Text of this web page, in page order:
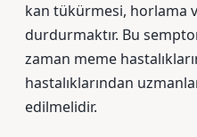
kan tükürmesi, horlama
durdurmaktır. Bu
zaman meme
hastalıklarından
edilmelidir.